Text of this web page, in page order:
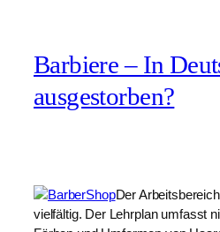
Barbiere – In
ausgestorben?
Der
vielfältig. Der Lehrplan umfasst